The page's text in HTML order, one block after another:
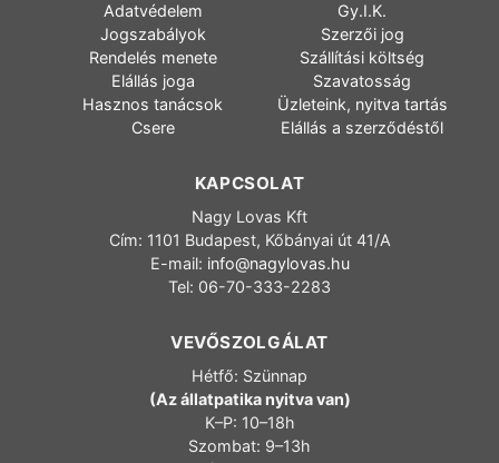
Adatvédelem
Gy.I.K.
Jogszabályok
Szerzői jog
Rendelés menete
Szállítási költség
Elállás joga
Szavatosság
Hasznos tanácsok
Üzleteink, nyitva tartás
Csere
Elállás a szerződéstől
KAPCSOLAT
Nagy Lovas Kft
Cím: 1101 Budapest, Kőbányai út 41/A
E-mail: info@nagylovas.hu
Tel: 06-70-333-2283
VEVŐSZOLGÁLAT
Hétfő: Szünnap
(Az állatpatika nyitva van)
K–P: 10–18h
Szombat: 9–13h